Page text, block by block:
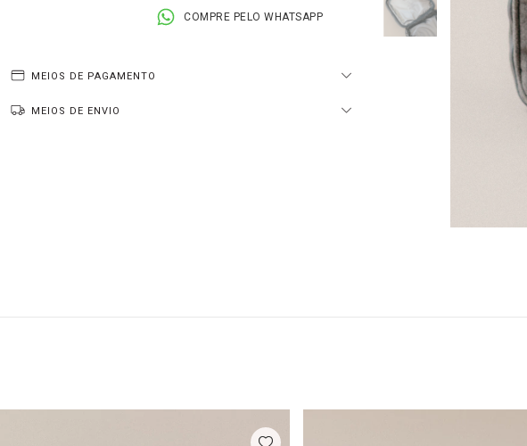
COMPRE PELO WHATSAPP
MEIOS DE PAGAMENTO
MEIOS DE ENVIO